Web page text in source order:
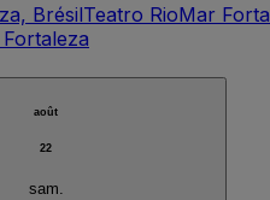
BrésilTeatro RioMar
août
22
sam.